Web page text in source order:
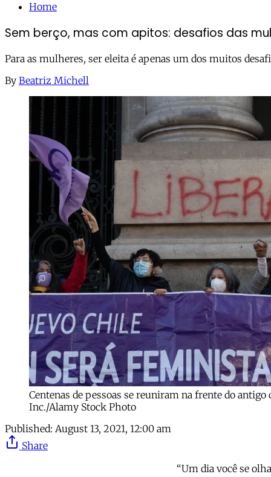
Home
Sem berço, mas com apitos: desafios das
Para as mulheres, ser eleita é apenas um dos muitos
By Beatriz Michell
Centenas de pessoas se reuniram na frente do
Inc./Alamy Stock Photo
Published: August 13, 2021, 12:00 am
Share
“Um dia você se